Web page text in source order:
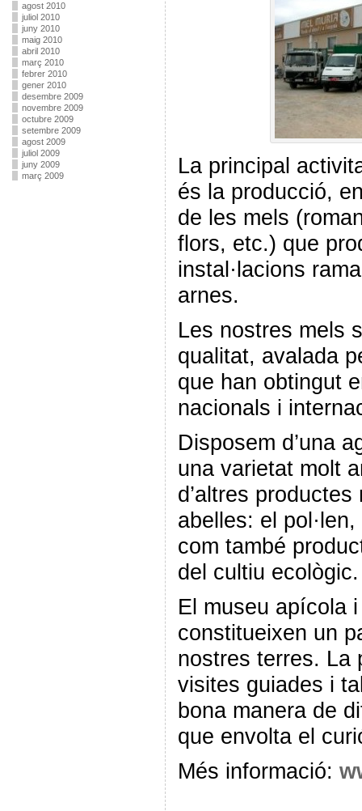
agost 2010
juliol 2010
juny 2010
maig 2010
abril 2010
març 2010
febrer 2010
gener 2010
desembre 2009
novembre 2009
octubre 2009
setembre 2009
agost 2009
juliol 2009
juny 2009
març 2009
La principal
és la producció,
de les mels
flors, etc.) que
instal·lacions
arnes.
Les nostres mels
qualitat, avalada
que han obtingut
nacionals i
Disposem d’una
una varietat molt
d’altres
abelles: el
com també
del cultiu ecològic.
El museu apícola
constitueixen un
nostres terres. La
visites guiades i
bona manera de
que envolta el
Més informació: